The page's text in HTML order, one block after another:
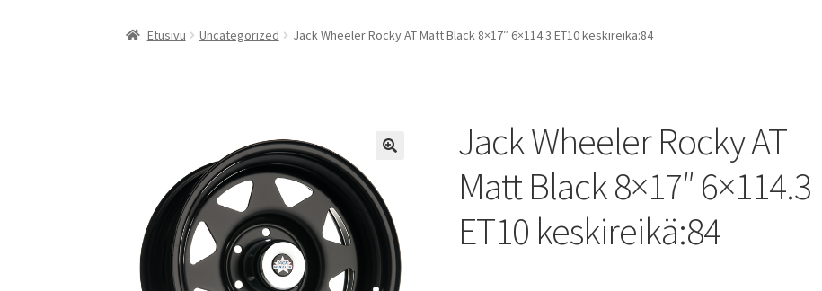
Etusivu Uncategorized Jack Wheeler Rocky AT Matt Black 8×17″ 6×114.3 ET10 keskireikä:84
Jack Wheeler Rocky AT
Matt Black 8×17″ 6×114.3
ET10 keskireikä:84